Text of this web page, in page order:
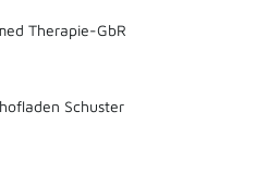
Therapie-GbR
Schuster